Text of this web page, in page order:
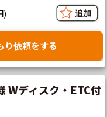
)
り依頼をする
Wディスク・ETC付